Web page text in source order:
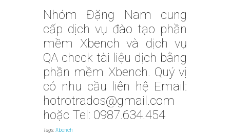
Nhóm Đặng Nam cung
cấp dịch vụ đào tạo phần
mềm Xbench và dịch vụ
QA check tài liệu dịch bằng
phần mềm Xbench. Quý vị
có nhu cầu liên hệ Email:
hotrotrados@gmail.com
hoặc Tel: 0987.634.454
Tags:Xbench